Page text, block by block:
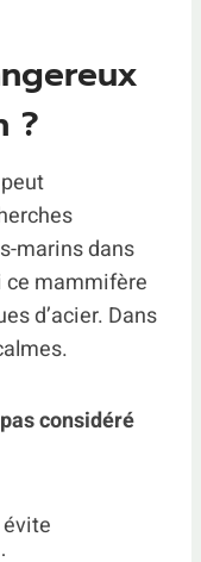
?
marins dans
ce mammifère
d’acier. Dans
pas considéré